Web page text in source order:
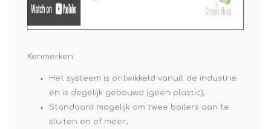
Kenmerken:
Het systeem is ontwikkeld vanuit de industrie
en is degelijk gebouwd (geen plastic);
Standaard mogelijk om twee boilers aan te
sluiten en of meer;